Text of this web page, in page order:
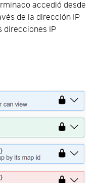
accedió desde
de la dirección IP
direcciones IP